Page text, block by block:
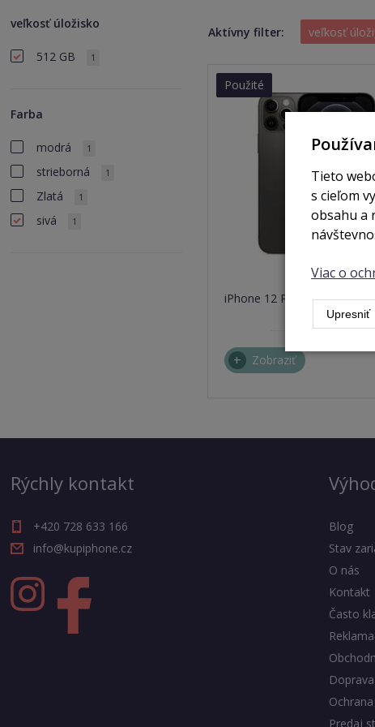
veľkosť úložisko
512 GB 1
Farba
modrá 1
strieborná 1
Zlatá 1
sivá 1
Aktívny filter: veľkosť
Použité
nie je
iPhone 12 Pro 512GB sivá
Zobraziť
Rýchly kontakt
+420 728 633 166
info@kupiphone.cz
Blog
Stav
O nás
Kontakt
Často
Predaj
Tieto
s cieľom
obsahu a
Viac o
Upresniť